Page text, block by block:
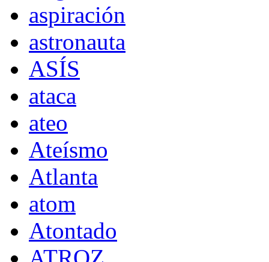
aspiración
astronauta
ASÍS
ataca
ateo
Ateísmo
Atlanta
atom
Atontado